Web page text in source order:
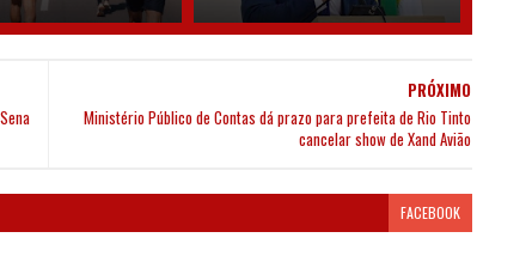
PRÓXIMO
Ministério Público de Contas dá prazo para prefeita de Rio Tinto
cancelar show de Xand Avião
FACEBOOK